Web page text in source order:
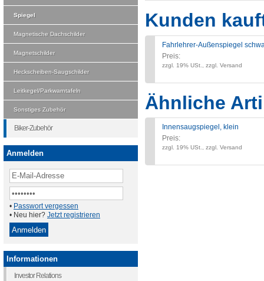
Kunden
Fahrlehrer-Außenspiegel
Preis:
zzgl. 19% USt., zzgl. Versand
Ähnliche
Innensaugspiegel, klein
Preis:
zzgl. 19% USt., zzgl. Versand
Spiegel
Magnetische Dachschilder
Magnetschilder
Heckscheiben-Saugschilder
Leitkegel/Parkwarntafeln
Sonstiges Zubehör
Biker-Zubehör
Anmelden
• Passwort vergessen
• Neu hier? Jetzt registrieren
Informationen
Investor Relations